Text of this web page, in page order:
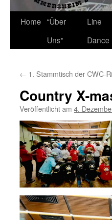
Skip
Home “Über
Uns”
Line
Dance
← 1. Stammtisch der CWC-
Country X-
Veröffentlicht am 4.